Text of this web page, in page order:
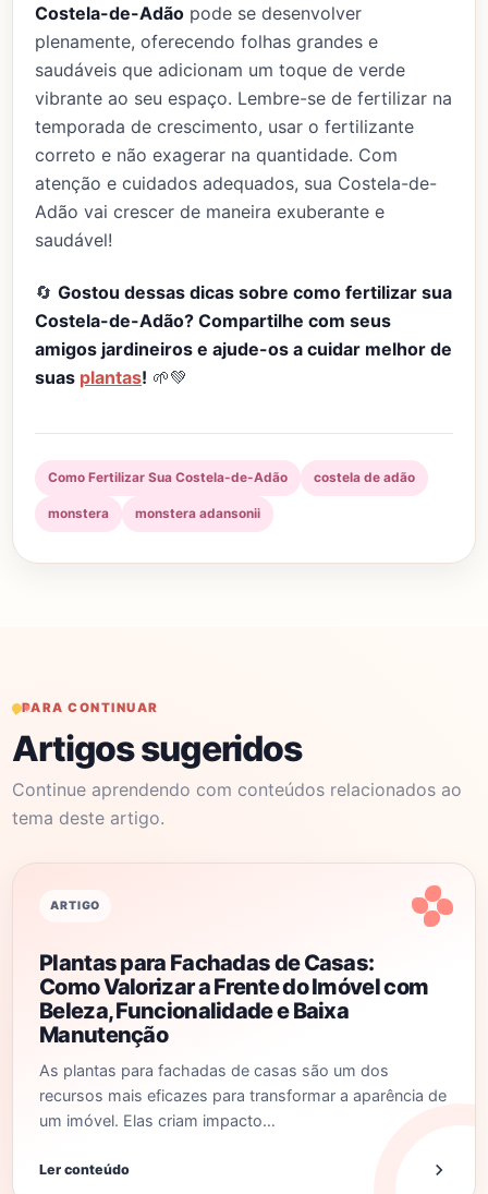
Costela-de-Adão pode se desenvolver
plenamente, oferecendo folhas grandes e
saudáveis que adicionam um toque de verde
vibrante ao seu espaço. Lembre-se de fertilizar na
temporada de crescimento, usar o fertilizante
correto e não exagerar na quantidade. Com
atenção e cuidados adequados, sua Costela-de-
Adão vai crescer de maneira exuberante e
saudável!
🔄 Gostou dessas dicas sobre como fertilizar sua
Costela-de-Adão? Compartilhe com seus
amigos jardineiros e ajude-os a cuidar melhor de
suas plantas! 🌱💚
Como Fertilizar Sua Costela-de-Adão costela de adão
monstera monstera adansonii
PARA CONTINUAR
Artigos sugeridos
Continue aprendendo com conteúdos relacionados ao
tema deste artigo.
ARTIGO
Plantas para Fachadas de Casas:
Como Valorizar a Frente do Imóvel com
Beleza, Funcionalidade e Baixa
Manutenção
As plantas para fachadas de casas são um dos
recursos mais eficazes para transformar a aparência de
um imóvel. Elas criam impacto…
Ler conteúdo